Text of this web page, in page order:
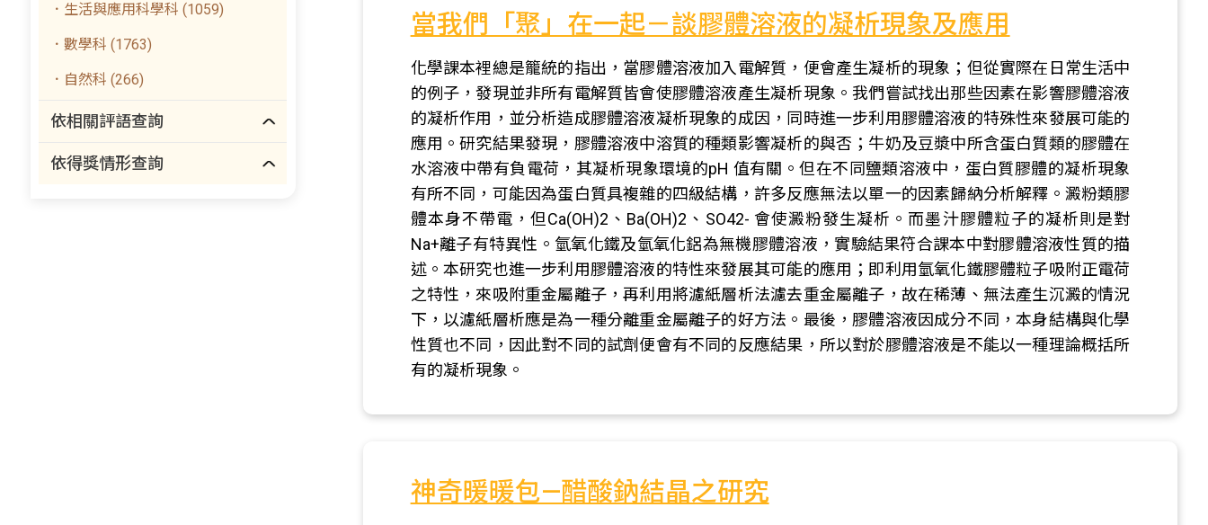
．生活與應用科學科 (1059)
．數學科 (1763)
．自然科 (266)
依相關評語查詢
依得獎情形查詢
當我們「聚」在一起－談膠體溶液的凝析現象及應用
化學課本裡總是籠統的指出，當膠體溶液加入電解質，便會產生凝析的現象；但從實際在日常生活中
的例子，發現並非所有電解質皆會使膠體溶液產生凝析現象。我們嘗試找出那些因素在影響膠體溶液
的凝析作用，並分析造成膠體溶液凝析現象的成因，同時進一步利用膠體溶液的特殊性來發展可能的
應用。研究結果發現，膠體溶液中溶質的種類影響凝析的與否；牛奶及豆漿中所含蛋白質類的膠體在
水溶液中帶有負電荷，其凝析現象環境的pH 值有關。但在不同鹽類溶液中，蛋白質膠體的凝析現象
有所不同，可能因為蛋白質具複雜的四級結構，許多反應無法以單一的因素歸納分析解釋。澱粉類膠
體本身不帶電，但Ca(OH)2、Ba(OH)2、SO42- 會使澱粉發生凝析。而墨汁膠體粒子的凝析則是對
Na+離子有特異性。氫氧化鐵及氫氧化鋁為無機膠體溶液，實驗結果符合課本中對膠體溶液性質的描
述。本研究也進一步利用膠體溶液的特性來發展其可能的應用；即利用氫氧化鐵膠體粒子吸附正電荷
之特性，來吸附重金屬離子，再利用將濾紙層析法濾去重金屬離子，故在稀薄、無法產生沉澱的情況
下，以濾紙層析應是為一種分離重金屬離子的好方法。最後，膠體溶液因成分不同，本身結構與化學
性質也不同，因此對不同的試劑便會有不同的反應結果，所以對於膠體溶液是不能以一種理論概括所
有的凝析現象。
神奇暖暖包—醋酸鈉結晶之研究